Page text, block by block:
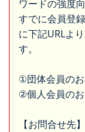
ワードの強度
すでに会員登
に下記URLよ
す。
①団体会員の
②個人会員の
【お問合せ先】